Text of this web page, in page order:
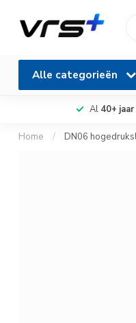
Alle categorieën
Al 40+ jaar
Home / DN06